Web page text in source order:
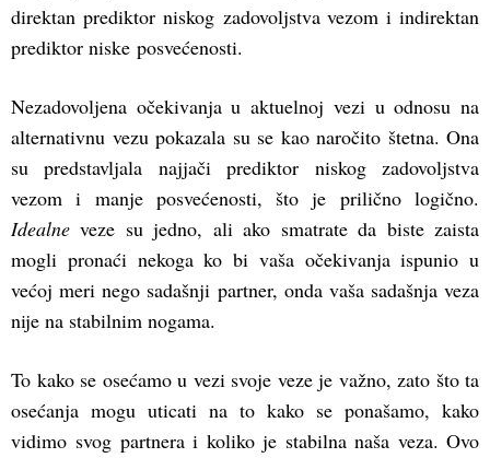
direktan prediktor niskog zadovoljstva vezom i indirektan
prediktor niske posvećenosti.
Nezadovoljena očekivanja u aktuelnoj vezi u odnosu na
alternativnu vezu pokazala su se kao naročito štetna. Ona
su predstavljala najjači prediktor niskog zadovoljstva
vezom i manje posvećenosti, što je prilično logično.
Idealne veze su jedno, ali ako smatrate da biste zaista
mogli pronaći nekoga ko bi vaša očekivanja ispunio u
većoj meri nego sadašnji partner, onda vaša sadašnja veza
nije na stabilnim nogama.
To kako se osećamo u vezi svoje veze je važno, zato što ta
osećanja mogu uticati na to kako se ponašamo, kako
vidimo svog partnera i koliko je stabilna naša veza. Ovo